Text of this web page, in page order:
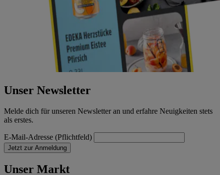
Unser Newsletter
Melde dich für unseren Newsletter an und erfahre Neuigkeiten stets
als erstes.
E-Mail-Adresse (Pflichtfeld)
Jetzt zur Anmeldung
Unser Markt